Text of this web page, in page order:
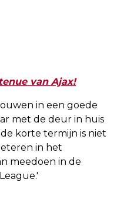
van Ajax!
in een goede
met de deur in huis
korte termijn is niet
in het
meedoen in de